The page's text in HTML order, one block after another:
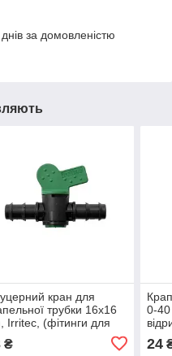
за домовленістю
кран для
трубки 16х16
Irritec, (фітинги для
₴
0-40
24